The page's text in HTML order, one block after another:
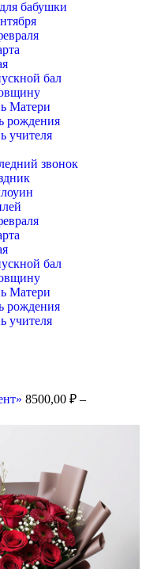
бабушки
бал
Матери
рождения
учителя
звонок
бал
Матери
рождения
учителя
8500,00 ₽ –